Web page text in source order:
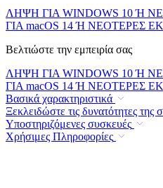
ΛΗΨΗ ΓΙΑ WINDOWS 10 Ή
ΓΙΑ macOS 14 Ή ΝΕΟΤΕΡΕΣ
Βελτιώστε την εμπειρία σας
ΛΗΨΗ ΓΙΑ WINDOWS 10 Ή
ΓΙΑ macOS 14 Ή ΝΕΟΤΕΡΕΣ
Βασικά χαρακτηριστικά
Ξεκλειδώστε τις δυνατότητες της
Υποστηριζόμενες συσκευές
Χρήσιμες Πληροφορίες